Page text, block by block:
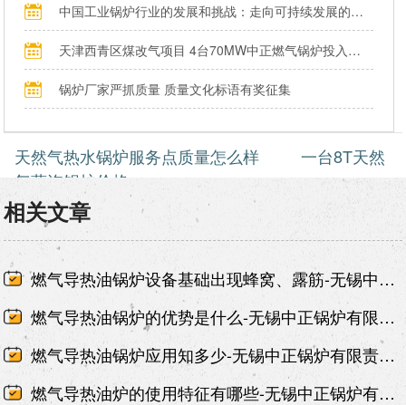
中国工业锅炉行业的发展和挑战：走向可持续发展的新阶段
天津西青区煤改气项目 4台70MW中正燃气锅炉投入运行
锅炉厂家严抓质量 质量文化标语有奖征集
天然气热水锅炉服务点质量怎么样
一台8T天然
气蒸汽锅炉价格
相关文章
燃气导热油锅炉设备基础出现蜂窝、露筋-无锡中正锅炉有限责任公司
燃气导热油锅炉的优势是什么-无锡中正锅炉有限责任公司
燃气导热油锅炉应用知多少-无锡中正锅炉有限责任公司
燃气导热油炉的使用特征有哪些-无锡中正锅炉有限责任公司